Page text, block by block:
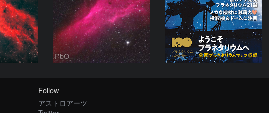
PbO
Follow
アストロアーツ